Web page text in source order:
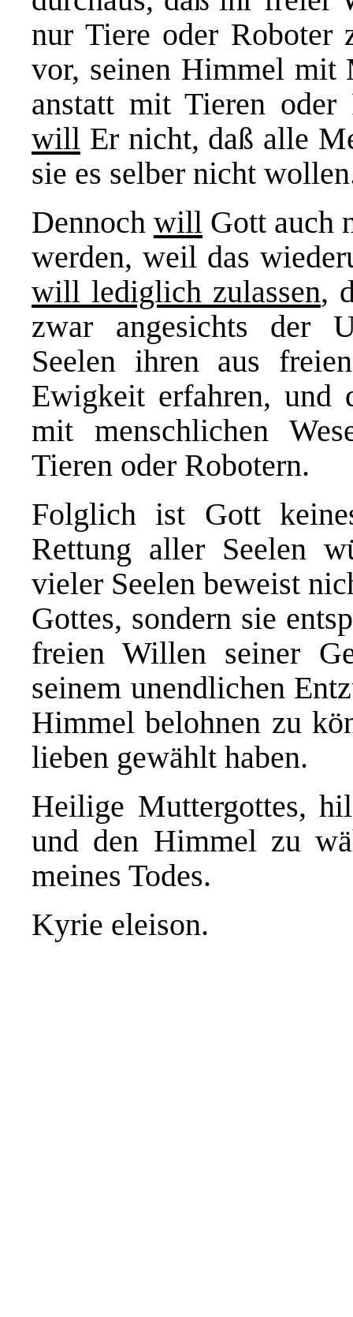
nur Tiere oder
vor, seinen Himmel mit
anstatt mit Tieren oder
will Er nicht, daß alle
sie es selber nicht
Dennoch will Gott auch
werden, weil das
will lediglich zulassen,
zwar angesichts der
Seelen ihren aus
Ewigkeit erfahren, und
mit menschlichen
Tieren oder Robotern.
Folglich ist Gott
Rettung aller Seelen
vieler Seelen beweist
Gottes, sondern sie
freien Willen seiner
seinem unendlichen
Himmel belohnen zu
lieben gewählt haben.
Heilige Muttergottes,
und den Himmel zu
meines Todes.
Kyrie eleison.